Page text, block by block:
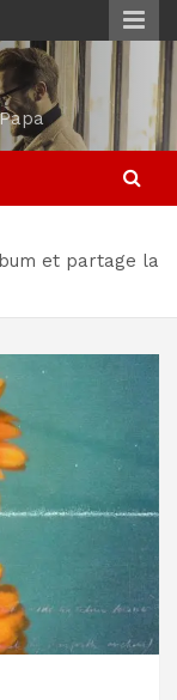
et partage la